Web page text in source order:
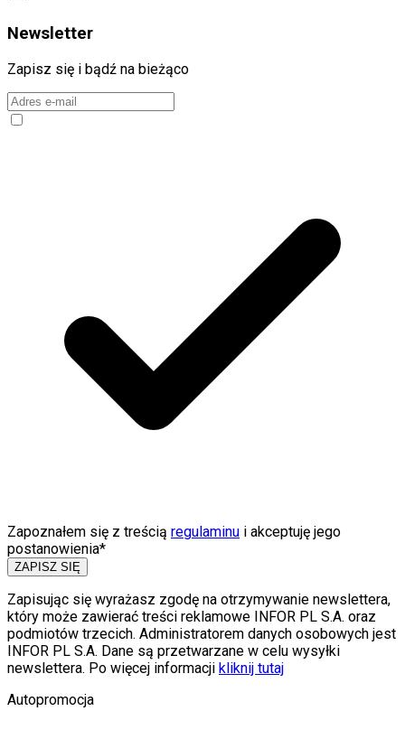
Newsletter
Zapisz się i bądź na bieżąco
Zapoznałem się z treścią regulaminu i akceptuję jego
postanowienia*
ZAPISZ SIĘ
Zapisując się wyrażasz zgodę na otrzymywanie newslettera,
który może zawierać treści reklamowe INFOR PL S.A. oraz
podmiotów trzecich. Administratorem danych osobowych jest
INFOR PL S.A. Dane są przetwarzane w celu wysyłki
newslettera. Po więcej informacji kliknij tutaj
Autopromocja